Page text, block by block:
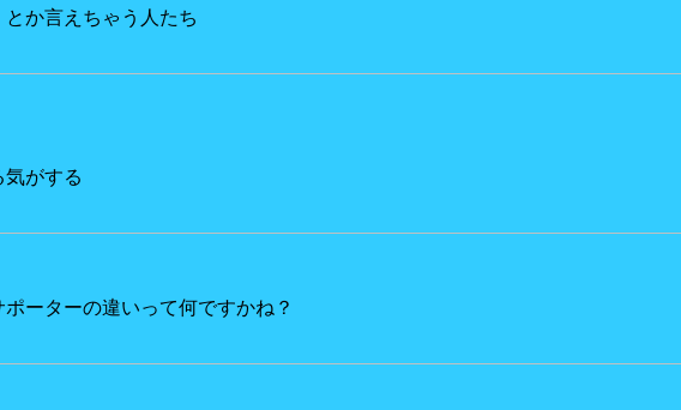
か言えちゃう人たち
がする
ーターの違いって何ですかね？